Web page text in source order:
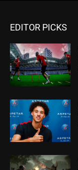
EDITOR PICKS